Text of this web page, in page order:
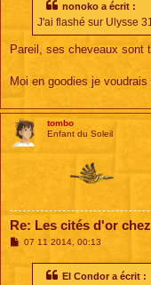
nonoko a écrit :
J'ai flashé sur Ulysse
Pareil, ses cheveaux sont
Moi en goodies je
tombo
Enfant du Soleil
Re: Les cités d'or
M07 11 2014, 00:13
El Condor a écrit :